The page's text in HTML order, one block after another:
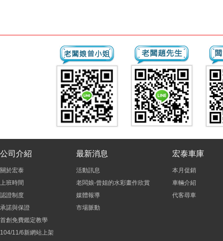
公司介紹
關於宏泰
上班時間
認證制度
承諾與保證
首創免費鑑定教學
104/11/6新網站上架
最新消息
活動訊息
老闆娘-曾姐的水彩畫作欣賞
媒體報導
市場脈動
宏泰車庫
本月促銷
車輛介紹
代客尋車